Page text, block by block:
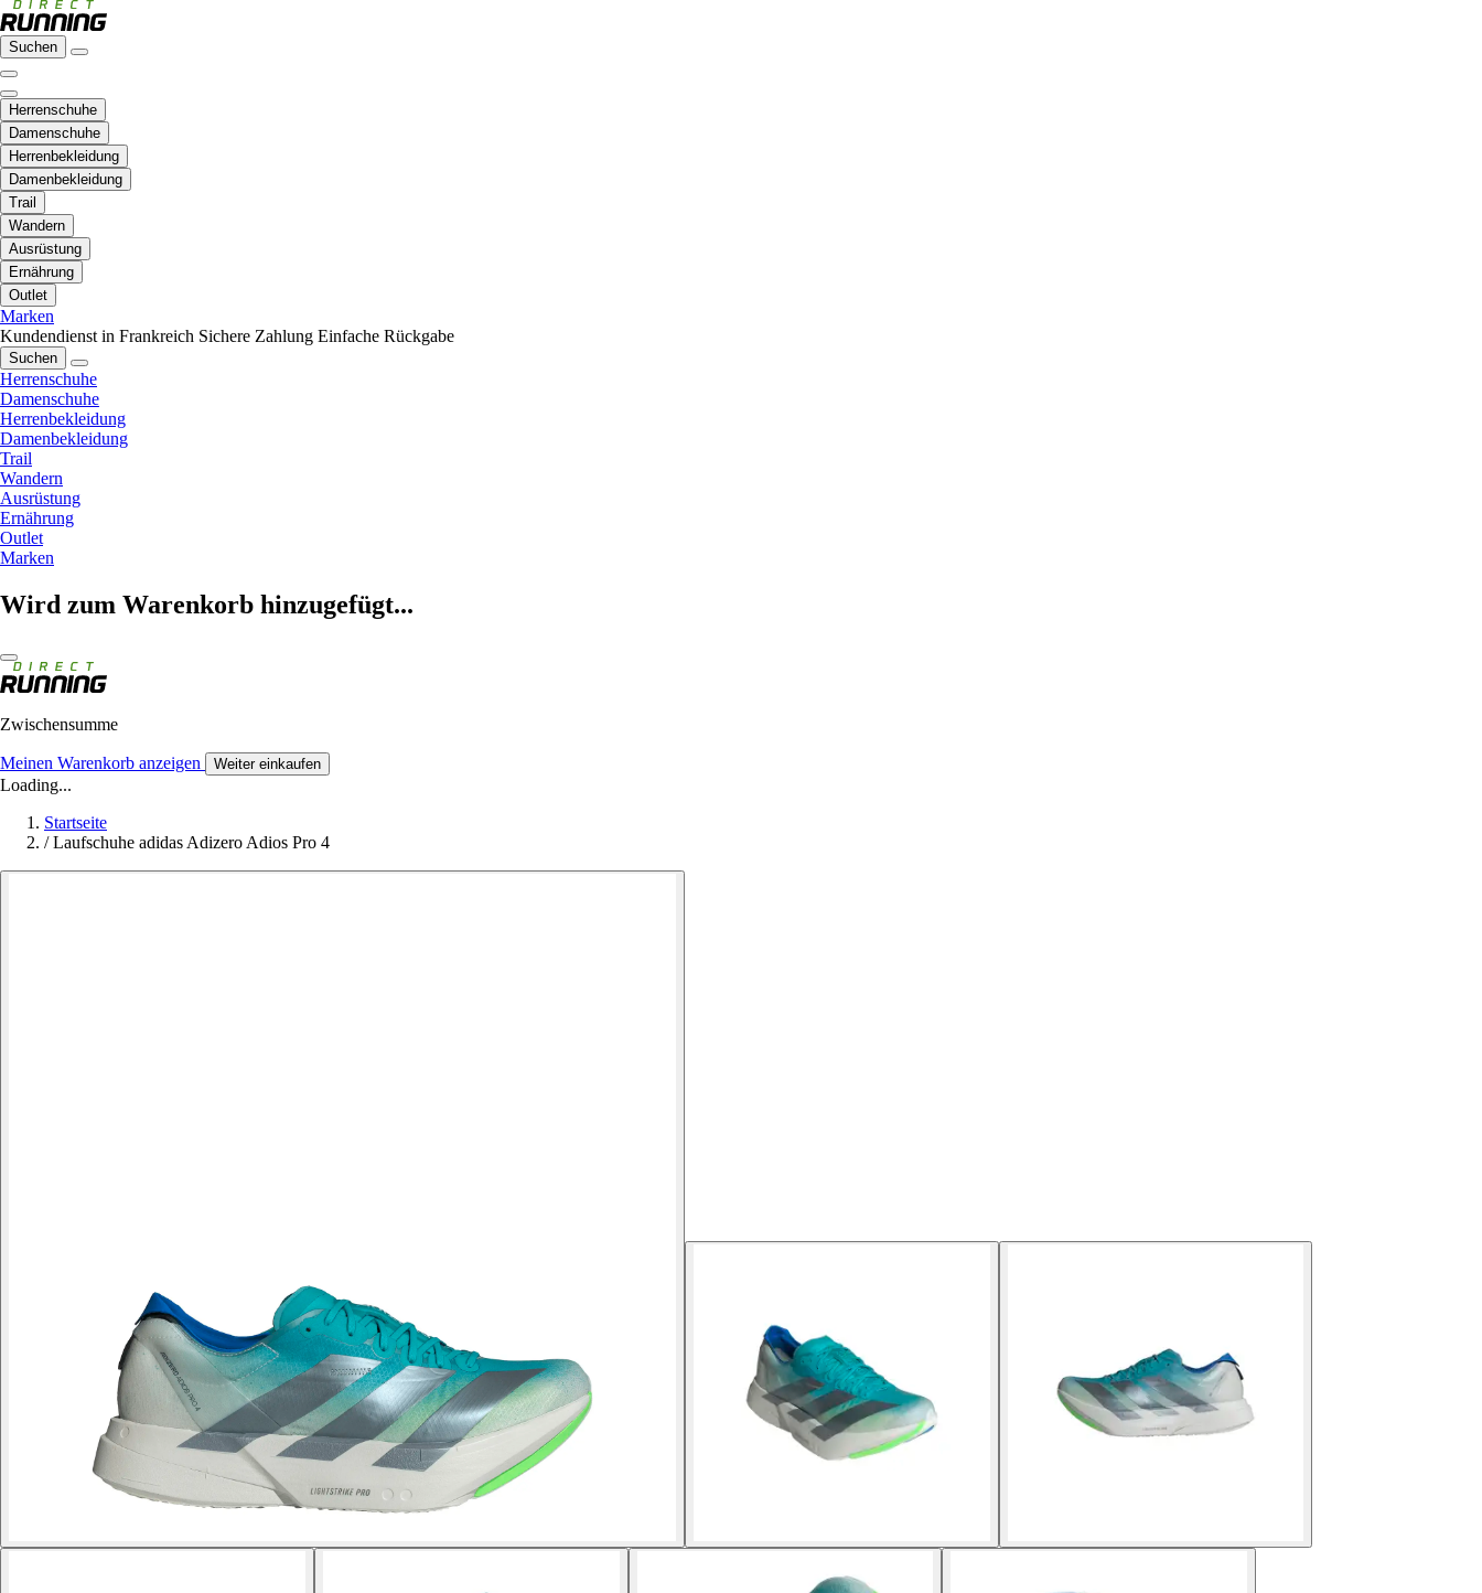
Suchen
Herrenschuhe
Damenschuhe
Herrenbekleidung
Damenbekleidung
Trail
Wandern
Ausrüstung
Ernährung
Outlet
Marken
Kundendienst in Frankreich Sichere Zahlung Einfache Rückgabe
Suchen
Herrenschuhe
Damenschuhe
Herrenbekleidung
Damenbekleidung
Trail
Wandern
Ausrüstung
Ernährung
Outlet
Marken
Wird zum Warenkorb hinzugefügt...
Zwischensumme
Meinen Warenkorb anzeigen Weiter einkaufen
Loading...
Startseite
/ Laufschuhe adidas Adizero Adios Pro 4